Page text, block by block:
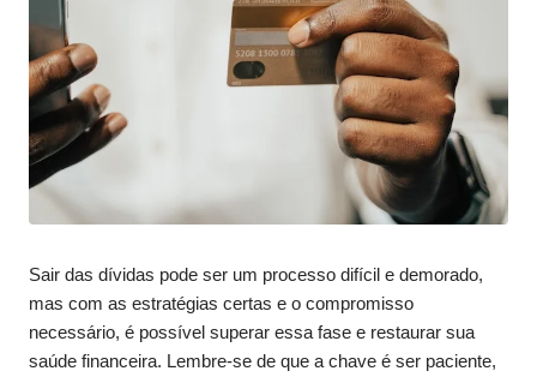
Sair das dívidas pode ser um processo difícil e demorado,
mas com as estratégias certas e o compromisso
necessário, é possível superar essa fase e restaurar sua
saúde financeira. Lembre-se de que a chave é ser paciente,